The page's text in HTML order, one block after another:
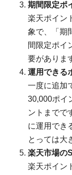
期間限定ポ
楽天ポイン
象で、「期
間限定ポイ
要がありま
運用できる
一度に追加
30,000ポイ
ントまでで
に運用でき
とっては大
楽天市場の
楽天ポイン